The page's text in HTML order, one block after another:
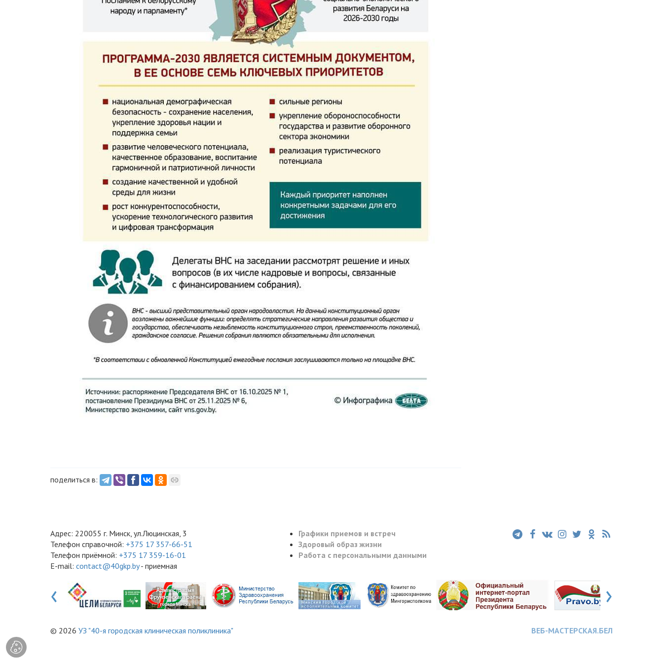
поделиться в:
Адрес: 220055 г. Минск, ул.Люцинская, 3
Телефон справочной: +375 17 357-66-51
Телефон приёмной: +375 17 359-16-01
E-mail: contact@40gkp.by- приемная
Графики приемов и встреч
Здоровый образ жизни
Работа с персональными данными
‹ ›
© 2026 УЗ "40-я городская клиническая поликлиника" ВЕБ-МАСТЕРСКАЯ.БЕЛ